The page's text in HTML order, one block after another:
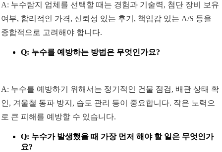
A: 누수탐지 업체를 선택할 때는 경험과 기술력, 첨단 장비 보유
여부, 합리적인 가격, 신뢰성 있는 후기, 책임감 있는 A/S 등을
종합적으로 고려해야 합니다.
Q: 누수를 예방하는 방법은 무엇인가요?
A: 누수를 예방하기 위해서는 정기적인 건물 점검, 배관 상태 확
인, 겨울철 동파 방지, 습도 관리 등이 중요합니다. 작은 노력으
로 큰 피해를 예방할 수 있습니다.
Q: 누수가 발생했을 때 가장 먼저 해야 할 일은 무엇인가
요?